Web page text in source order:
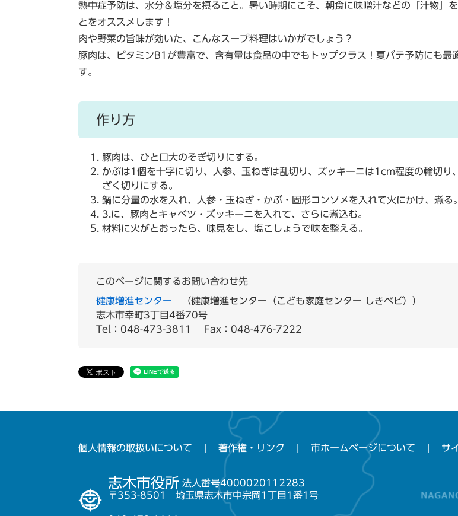
熱中症予防は、水分＆塩分を摂ること。暑い時期にこそ、朝食に味噌汁などの「汁物」
とをオススメします！
肉や野菜の旨味が効いた、こんなスープ料理はいかがでしょう？
豚肉は、ビタミンB1が豊富で、含有量は食品の中でもトップクラス！夏バテ予防にも最
す。
作り方
豚肉は、ひと口大のそぎ切りにする。
かぶは1個を十字に切り、人参、玉ねぎは乱切り、ズッキーニは1cm程度の輪切り
ざく切りにする。
鍋に分量の水を入れ、人参・玉ねぎ・かぶ・固形コンソメを入れて火にかけ、煮る。
3.に、豚肉とキャベツ・ズッキーニを入れて、さらに煮込む。
材料に火がとおったら、味見をし、塩こしょうで味を整える。
このページに関するお問い合わせ先
健康増進センター
健康増進センター（こども家庭センター しきベビ）
志木市幸町3丁目4番70号
Tel：048-473-3811
Fax：048-476-7222
個人情報の取扱いについて 著作権・リンク 市ホームページについて サ
志木市役所 法人番号4000020112283
〒353-8501 埼玉県志木市中宗岡1丁目1番1号